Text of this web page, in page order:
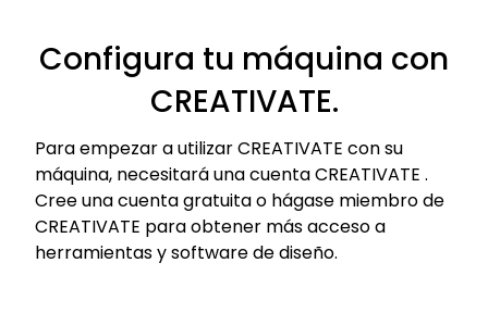
Configura tu máquina con
CREATIVATE.
Para empezar a utilizar CREATIVATE con su
máquina, necesitará una cuenta CREATIVATE .
Cree una cuenta gratuita o hágase miembro de
CREATIVATE para obtener más acceso a
herramientas y software de diseño.